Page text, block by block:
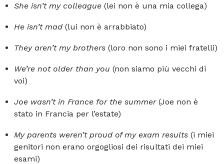
She isn’t my colleague (lei non è una mia collega)
He isn’t mad (lui non è arrabbiato)
They aren’t my brothers (loro non sono i miei fratelli)
We’re not older than you (non siamo più vecchi di
voi)
Joe wasn’t in France for the summer (Joe non è
stato in Francia per l’estate)
My parents weren’t proud of my exam results (i miei
genitori non erano orgogliosi dei risultati dei miei
esami)